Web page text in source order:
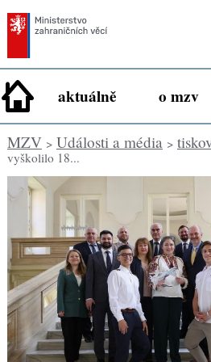
aktuálně o mzv
MZV> Události a média>
vyškolilo 18...